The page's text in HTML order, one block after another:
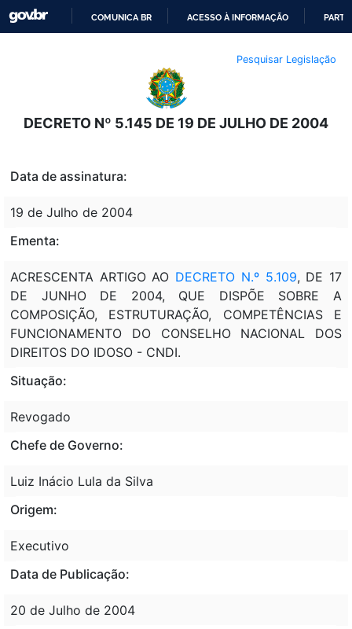
O
CONTEÚDO
COMUNICA BR ACESSO À INFORMAÇÃO
Pesquisar Legislação
DECRETO Nº 5.145 DE 19 DE JULHO DE 2004
Data de assinatura:
19 de Julho de 2004
Ementa:
ACRESCENTA ARTIGO AO DECRETO N.º 5.109, DE 17
DE JUNHO DE 2004, QUE DISPÕE SOBRE A
COMPOSIÇÃO, ESTRUTURAÇÃO, COMPETÊNCIAS E
FUNCIONAMENTO DO CONSELHO NACIONAL DOS
DIREITOS DO IDOSO - CNDI.
Situação:
Revogado
Chefe de Governo:
Luiz Inácio Lula da Silva
Origem:
Executivo
Data de Publicação:
20 de Julho de 2004